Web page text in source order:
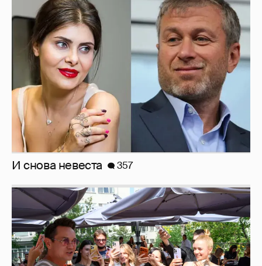
И снова невеста 357
Анастасия Гребенкина, Женя Малахова,
Оксана Русланова и другие гости
фестиваля «Баланс вкуса и ритма»:
рассматриваем летние образы